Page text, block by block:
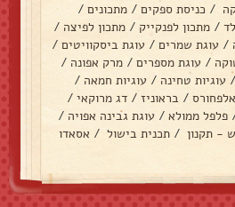
/ כניסת ספקים / מתכונים /
/ מתכון לפנקייק / מתכון לפיצה /
/ עוגת שמרים / עוגת ביסקוויטים /
/ עוגת מספרים / מרק אפונה /
/ עוגיות טחינה / עוגיות חמאה /
אלפחורס / בראוניז / דג מרוקאי /
פלפל ממולא / עוגת גבינה אפויה /
- תקנון / תכנית בישול / אסאדו